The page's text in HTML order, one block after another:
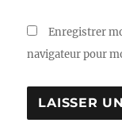
Enregistrer
navigateur pour